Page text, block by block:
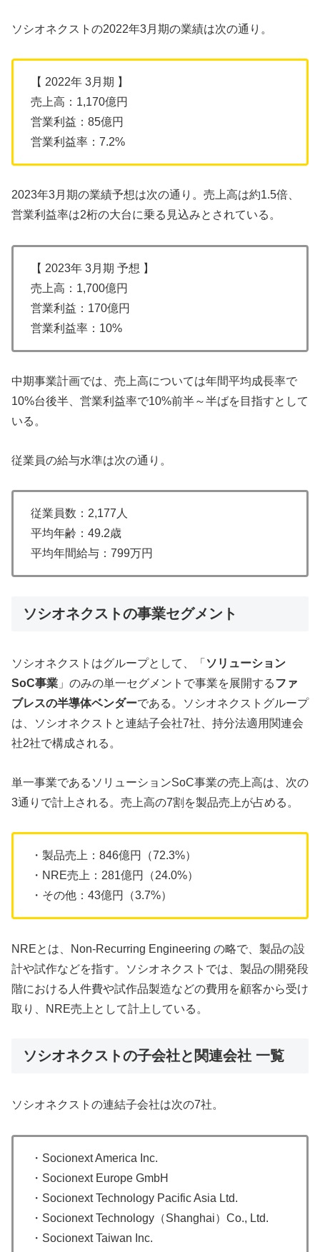
ソシオネクストの2022年3月期の業績は次の通り。
【 2022年 3月期 】
売上高：1,170億円
営業利益：85億円
営業利益率：7.2%
2023年3月期の業績予想は次の通り。売上高は約1.5倍、
営業利益率は2桁の大台に乗る見込みとされている。
【 2023年 3月期 予想 】
売上高：1,700億円
営業利益：170億円
営業利益率：10%
中期事業計画では、売上高については年間平均成長率で
10%台後半、営業利益率で10%前半～半ばを目指すとして
いる。
従業員の給与水準は次の通り。
従業員数：2,177人
平均年齢：49.2歳
平均年間給与：799万円
ソシオネクストの事業セグメント
ソシオネクストはグループとして、「 ソリューション
SoC事業 」のみの単一セグメントで事業を展開するファ
ブレスの半導体ベンダーである。ソシオネクストグループ
は、ソシオネクストと連結子会社7社、持分法適用関連会
社2社で構成される。
単一事業であるソリューションSoC事業の売上高は、次の
3通りで計上される。売上高の7割を製品売上が占める。
・製品売上：846億円（72.3%）
・NRE売上：281億円（24.0%）
・その他：43億円（3.7%）
NREとは、Non-Recurring Engineering の略で、製品の設
計や試作などを指す。ソシオネクストでは、製品の開発段
階における人件費や試作品製造などの費用を顧客から受け
取り、NRE売上として計上している。
ソシオネクストの子会社と関連会社 一覧
ソシオネクストの連結子会社は次の7社。
・Socionext America Inc.
・Socionext Europe GmbH
・Socionext Technology Pacific Asia Ltd.
・Socionext Technology（Shanghai）Co., Ltd.
・Socionext Taiwan Inc.